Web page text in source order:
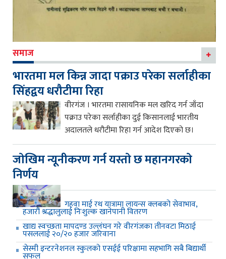
समाज
भारतमा मल किन्न जादा पक्राउ परेका सर्लाहीका
सिंहद्वय धरौटीमा रिहा
वीरगंज । भारतमा रासायनिक मल खरिद गर्न जाँदा
पक्राउ परेका सर्लाहीका दुई किसानलाई भारतीय
अदालतले धरौटीमा रिहा गर्न आदेश दिएको छ।
जाेखिम न्यूनीकरण गर्न यस्ताे छ महानगरकाे
निर्णय
गहवा माई रथ यात्रामा लायन्स क्लबको सेवाभाव,
हजारौं श्रद्धालुलाई निःशुल्क खानेपानी वितरण
खाद्य स्वच्छता मापदण्ड उल्लंघन गरे वीरगंजका तीनवटा मिठाई
पसललाई २०/२० हजार जरिवाना
सेस्मी इन्टरनेशनल स्कुलको एसईई परिक्षामा सहभागि सबै बिद्यार्थी